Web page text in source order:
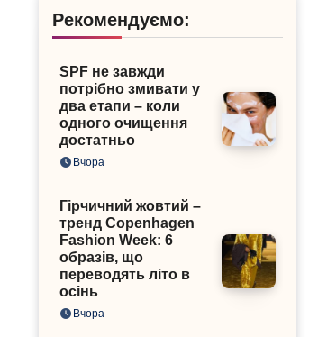
Рекомендуємо:
SPF не завжди
потрібно змивати у
два етапи – коли
одного очищення
достатньо
Вчора
Гірчичний жовтий –
тренд Copenhagen
Fashion Week: 6
образів, що
переводять літо в
осінь
Вчора